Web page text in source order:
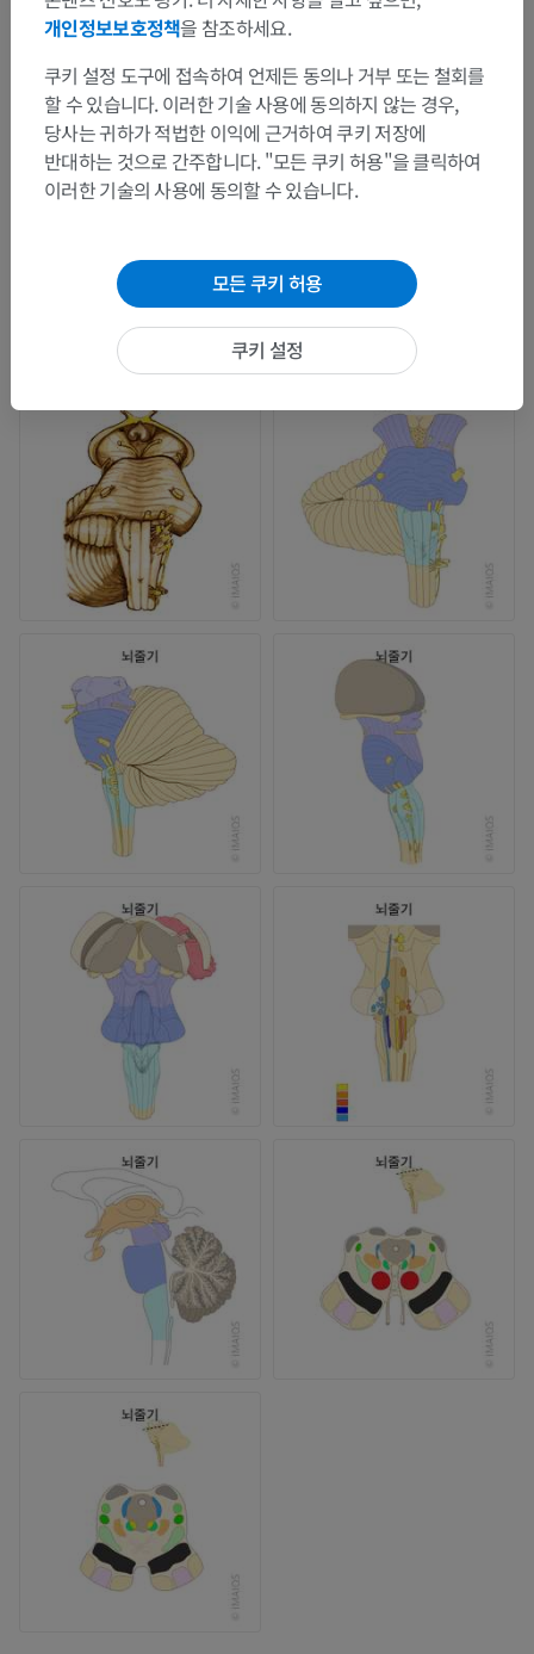
개인정보보호정책을 참조하세요.
쿠키 설정 도구에 접속하여 언제든 동의나 거부 또는 철회를
할 수 있습니다. 이러한 기술 사용에 동의하지 않는 경우,
당사는 귀하가 적법한 이익에 근거하여 쿠키 저장에
반대하는 것으로 간주합니다. "모든 쿠키 허용"을 클릭하여
이러한 기술의 사용에 동의할 수 있습니다.
모든 쿠키 허용
쿠키 설정